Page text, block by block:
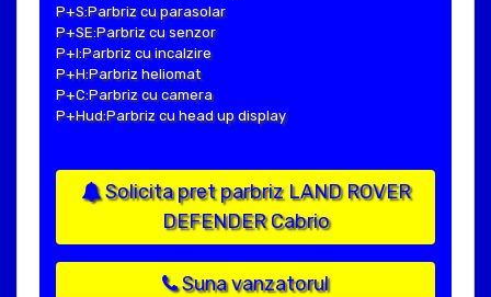
P+S:Parbriz cu parasolar
P+SE:Parbriz cu senzor
P+I:Parbriz cu incalzire
P+H:Parbriz heliomat
P+C:Parbriz cu camera
P+Hud:Parbriz cu head up display
Solicita pret parbriz LAND ROVER
DEFENDER Cabrio
Suna vanzatorul